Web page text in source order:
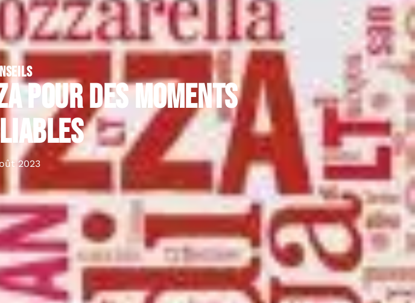
pour des moments
2023